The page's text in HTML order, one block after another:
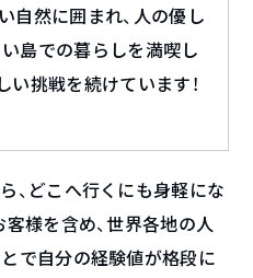
自然に囲まれ、人の優し
島での暮らしを満喫し
い挑戦を続けています！
、どこへ行くにも身軽にな
客様を含め、世界各地の人
で自分の経験値が格段に